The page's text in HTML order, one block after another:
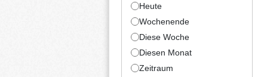
Heute
Wochenende
Diese Woche
Diesen Monat
Zeitraum